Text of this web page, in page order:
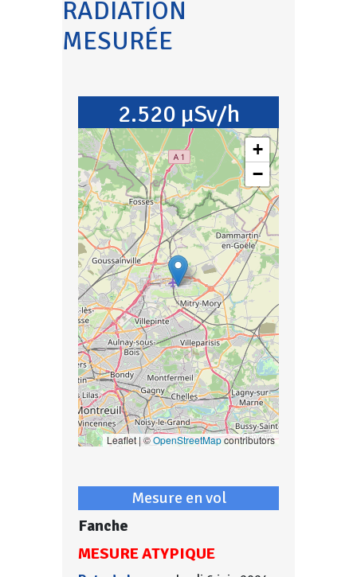
RADIATION
MESURÉE
2.520 µSv/h
+
−
Leaflet | ©OpenStreetMapcontributors
Mesure en vol
Fanche
MESURE ATYPIQUE